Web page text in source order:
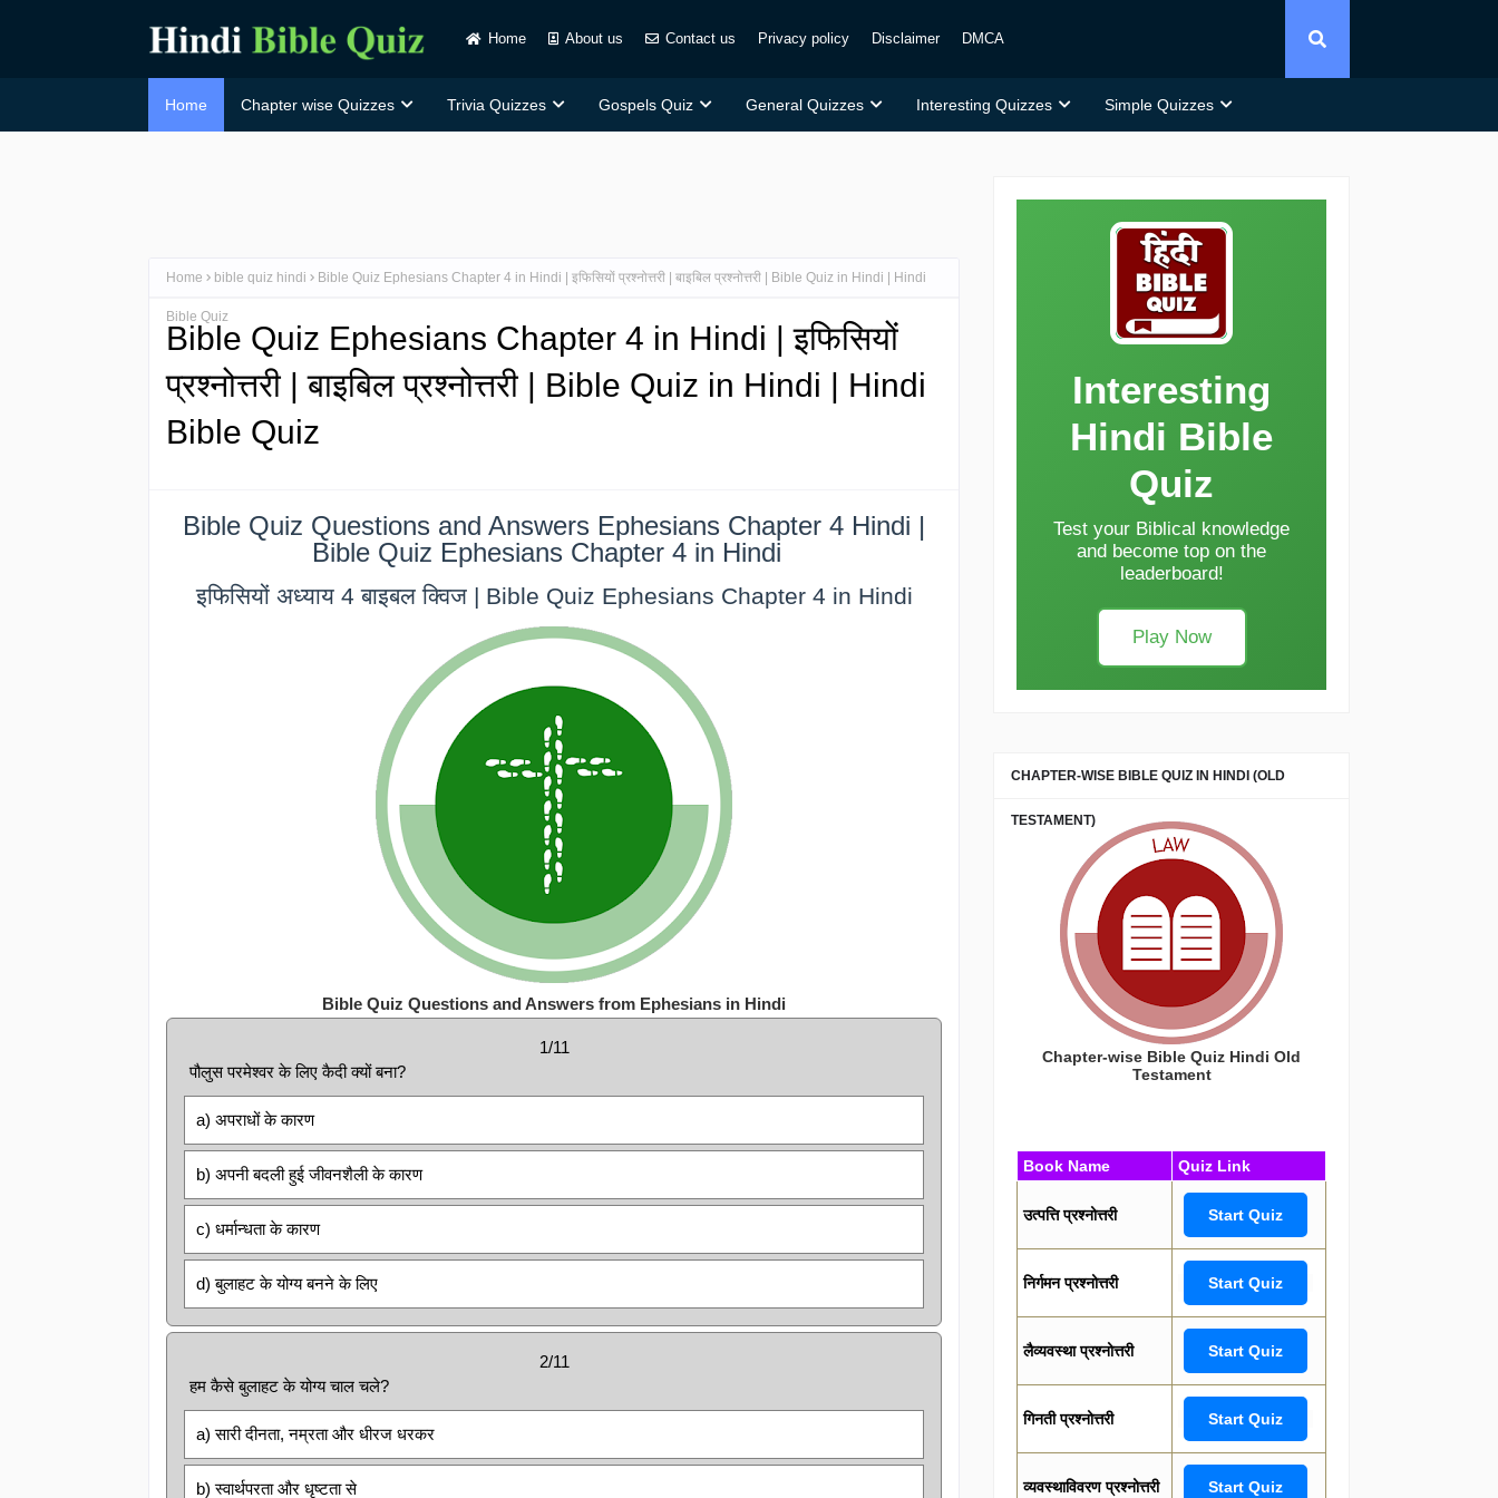
Home About us Contact us Privacy policy Disclaimer DMCA
Home Chapter wise Quizzes Trivia Quizzes Gospels Quiz General Quizzes Interesting Quizzes Simple Quizzes
Home bible quiz hindi Bible Quiz Ephesians Chapter 4 in Hindi | इफिसियों प्रश्नोत्तरी | बाइबिल प्रश्नोत्तरी | Bible Quiz in Hindi | Hindi
Bible Quiz
Bible Quiz Ephesians Chapter 4 in Hindi | इफिसियों
प्रश्नोत्तरी | बाइबिल प्रश्नोत्तरी | Bible Quiz in Hindi | Hindi
Bible Quiz
Bible Quiz Questions and Answers Ephesians Chapter 4 Hindi |
Bible Quiz Ephesians Chapter 4 in Hindi
इफिसियों अध्याय 4 बाइबल क्विज | Bible Quiz Ephesians Chapter 4 in Hindi
Bible Quiz Questions and Answers from Ephesians in Hindi
1/11
पौलुस परमेश्वर के लिए कैदी क्यों बना?
a) अपराधों के कारण
b) अपनी बदली हुई जीवनशैली के कारण
c) धर्मान्धता के कारण
d) बुलाहट के योग्य बनने के लिए
2/11
हम कैसे बुलाहट के योग्य चाल चले?
a) सारी दीनता, नम्रता और धीरज धरकर
b) स्वार्थपरता और धृष्टता से
Interesting
Hindi Bible
Quiz
Test your Biblical knowledge
and become top on the
leaderboard!
Play Now
CHAPTER-WISE BIBLE QUIZ IN HINDI (OLD
TESTAMENT)
Chapter-wise Bible Quiz Hindi Old
Testament
Book Name Quiz Link
उत्पत्ति प्रश्नोत्तरी Start Quiz
निर्गमन प्रश्नोत्तरी Start Quiz
लैव्यवस्था प्रश्नोत्तरी Start Quiz
गिनती प्रश्नोत्तरी Start Quiz
व्यवस्थाविवरण प्रश्नोत्तरी Start Quiz